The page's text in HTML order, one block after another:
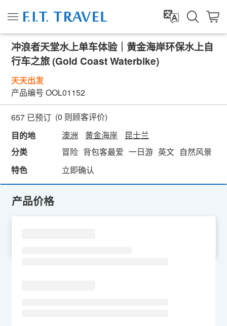
冲浪者天堂水上单车体验｜黄金海岸环保水上自
行车之旅 (Gold Coast Waterbike)
天天出发
产品编号 OOL01152
657 已预订 (0 则顾客评价)
目的地
澳洲 黄金海岸
昆士兰
分类
冒险 背包客最爱 一日游 英文 自然风景
特色
立即确认
产品价格